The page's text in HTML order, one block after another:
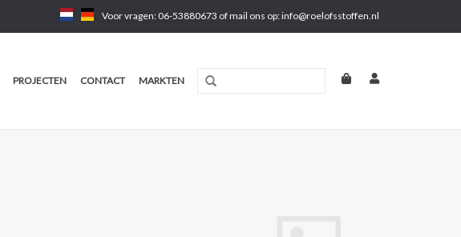
Voor vragen: 06-53880673 of mail ons op:info@roelofsstoffen.nl
PROJECTEN CONTACT MARKTEN